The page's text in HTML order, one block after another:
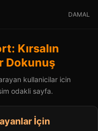
DAMAL
Kırsalın
Dokunuş
kullanicilar icin
odakli sayfa.
İçin